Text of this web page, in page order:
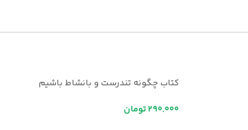
کتاب چگونه تندرست و بانشاط باشیم
تومان